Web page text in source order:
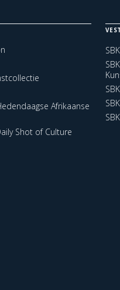
Afrikaanse
Shot of Culture